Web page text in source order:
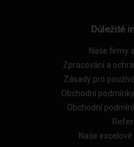
Důležité
Naše firmy
Zpracování a
Zásady pro
Obchodní
Obchodní
Naše